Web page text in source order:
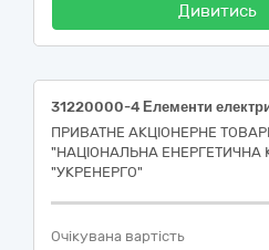
Дивитись
ПРИВАТНЕ АКЦІОНЕРНЕ
"НАЦІОНАЛЬНА ЕНЕРГЕТИЧНА
"УКРЕНЕРГО"
Очікувана вартість